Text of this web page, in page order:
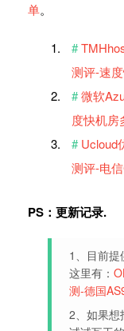
单。
测评-速
微软
度快机房
Ucloud
测评-电
PS：更新记录.
1、目前提
这里有：
测-德国
2、如果想